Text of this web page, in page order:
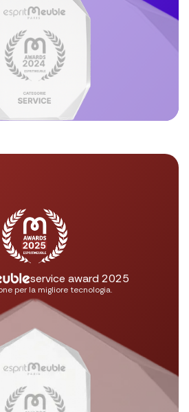
service award 2025
per la migliore tecnologia.